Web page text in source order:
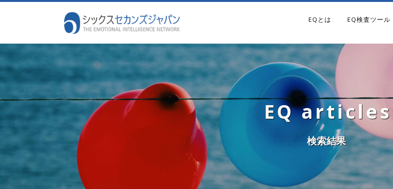
EQとは EQ検査ツール
EQ articles
検索結果